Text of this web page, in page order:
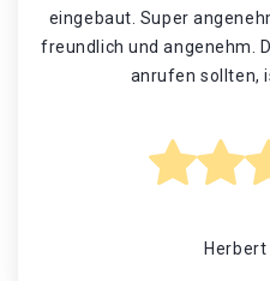
eingebaut. Super
freundlich und angenehm.
anrufen sollten,
Herbert